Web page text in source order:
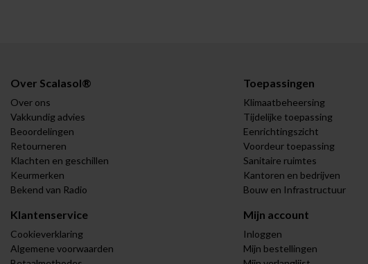
Over Scalasol®
Over ons
Vakkundig advies
Beoordelingen
Retourneren
Klachten en geschillen
Keurmerken
Bekend van Radio
Toepassingen
Klimaatbeheersing
Tijdelijke toepassing
Eenrichtingszicht
Voordeur toepassing
Sanitaire ruimtes
Kantoren en bedrijven
Bouw en Infrastructuur
Klantenservice
Cookieverklaring
Algemene voorwaarden
Mijn account
Inloggen
Mijn bestellingen